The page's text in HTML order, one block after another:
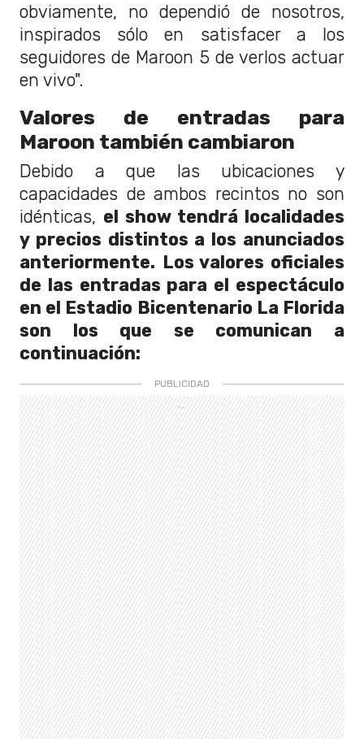
obviamente, no dependió de nosotros,
inspirados sólo en satisfacer a los
seguidores de Maroon 5 de verlos actuar
en vivo".
Valores de entradas para
Maroon también cambiaron
Debido a que las ubicaciones y
capacidades de ambos recintos no son
idénticas, el show tendrá localidades
y precios distintos a los anunciados
anteriormente. Los valores oficiales
de las entradas para el espectáculo
en el Estadio Bicentenario La Florida
son los que se comunican a
continuación: